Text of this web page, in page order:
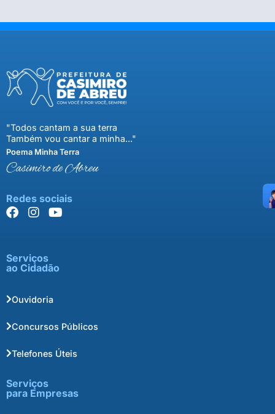
"Todos cantam a sua terra
Também vou cantar a minha..."
Poema Minha Terra
Casimiro de Abreu
Redes sociais
Serviços
ao Cidadão
Ouvidoria
Concursos Públicos
Telefones Úteis
Serviços
para Empresas